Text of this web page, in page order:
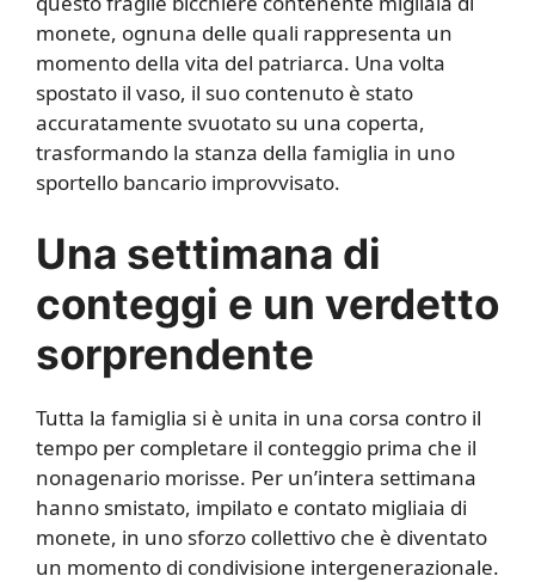
monete, ognuna delle quali rappresenta un
momento della vita del patriarca. Una volta
spostato il vaso, il suo contenuto è stato
accuratamente svuotato su una coperta,
trasformando la stanza della famiglia in uno
sportello bancario improvvisato.
Una settimana di
conteggi e un verdetto
sorprendente
Tutta la famiglia si è unita in una corsa contro il
tempo per completare il conteggio prima che il
nonagenario morisse. Per un’intera settimana
hanno smistato, impilato e contato migliaia di
monete, in uno sforzo collettivo che è diventato
un momento di condivisione intergenerazionale.